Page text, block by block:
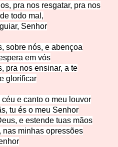
pra nos resgatar, pra nos
todo mal,
Senhor
sobre nós, e abençoa
em vós
pra nos ensinar, a te
glorificar
e canto o meu louvor
tu és o meu Senhor
e estende tuas mãos
nas minhas opressões